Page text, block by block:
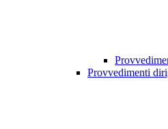
Provvedimenti